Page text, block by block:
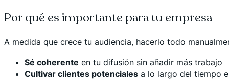
Por qué es importante para tu empresa
A medida que crece tu audiencia, hacerlo todo
Sé coherente en tu difusión sin añadir más trabajo
Cultivar clientes potenciales a lo largo del tiempo